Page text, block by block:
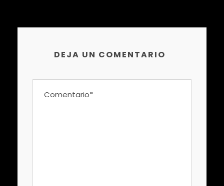
DEJA UN COMENTARIO